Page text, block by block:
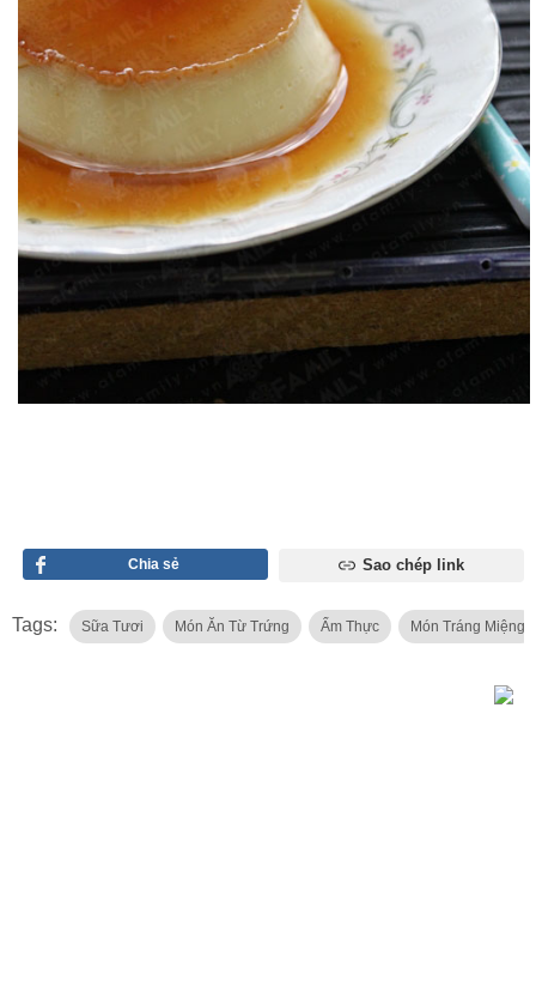
Chia sẻ Sao chép link
Tags: Sữa Tươi Món Ăn Từ Trứng Ẩm Thực Món Tráng Miệng